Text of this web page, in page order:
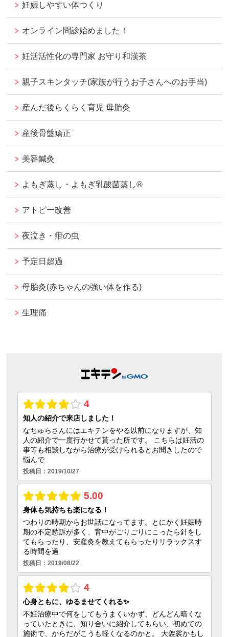
妊娠しやすい体つくり
オンライン問診始めました！
妊活活性化の専門家 お守り和漢茶
親子スキンタッチ(家族が行うお子さんへのお手当)
産んだ後らくらく育児 母胎灸
産後骨盤矯正
美容鍼灸
よもぎ蒸し・よもぎ乳酸菌蒸し®︎
アトピー改善
夜泣き・疳の虫
予定日超過
母胎灸(赤ちゃんの強い体を作る)
生理痛